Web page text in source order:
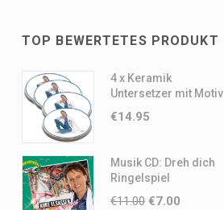
TOP BEWERTETES PRODUKT
4 x Keramik
Untersetzer mit Motiv
€14.95
Musik CD: Dreh dich
Ringelspiel
€11.00 €7.00